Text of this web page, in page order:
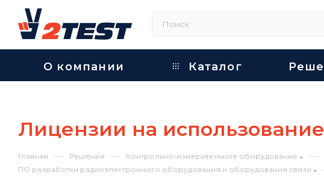
О компании Каталог
Лицензии на
Главная — Решения — Контрольно-измерительное оборудование —
ПО разработки радиоэлектронного оборудования и оборудования связи